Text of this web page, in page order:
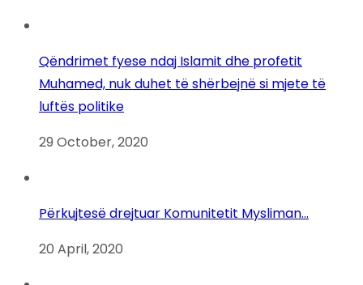
Qëndrimet fyese ndaj Islamit dhe profetit
Muhamed, nuk duhet të shërbejnë si mjete të
luftës politike
29 October, 2020
Përkujtesë drejtuar Komunitetit Mysliman…
20 April, 2020